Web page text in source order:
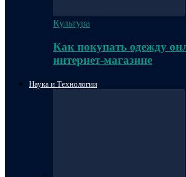
Культура
Как покупать одежду
интернет-магазине
Наука и Технологии